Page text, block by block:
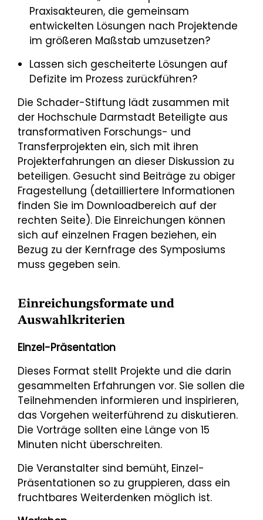
Praxisakteuren, die gemeinsam
entwickelten Lösungen nach Projektende
im größeren Maßstab umzusetzen?
Lassen sich gescheiterte Lösungen auf
Defizite im Prozess zurückführen?
Die Schader-Stiftung lädt zusammen mit
der Hochschule Darmstadt Beteiligte aus
transformativen Forschungs- und
Transferprojekten ein, sich mit ihren
Projekterfahrungen an dieser Diskussion zu
beteiligen. Gesucht sind Beiträge zu obiger
Fragestellung (detailliertere Informationen
finden Sie im Downloadbereich auf der
rechten Seite). Die Einreichungen können
sich auf einzelnen Fragen beziehen, ein
Bezug zu der Kernfrage des Symposiums
muss gegeben sein.
Einreichungsformate und
Auswahlkriterien
Einzel-Präsentation
Dieses Format stellt Projekte und die darin
gesammelten Erfahrungen vor. Sie sollen die
Teilnehmenden informieren und inspirieren,
das Vorgehen weiterführend zu diskutieren.
Die Vorträge sollten eine Länge von 15
Minuten nicht überschreiten.
Die Veranstalter sind bemüht, Einzel-
Präsentationen so zu gruppieren, dass ein
fruchtbares Weiterdenken möglich ist.